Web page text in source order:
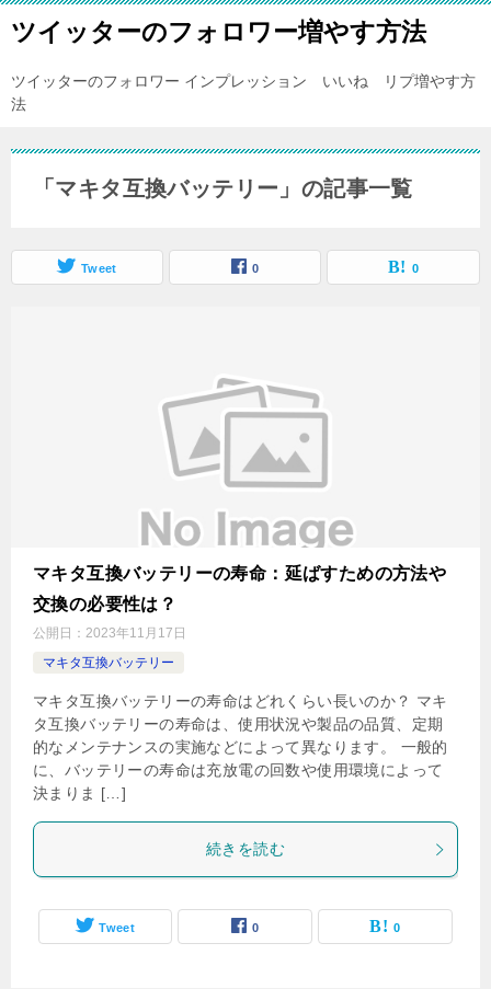
ツイッターのフォロワー増やす方法
ツイッターのフォロワー インプレッション いいね リプ増やす方
法
「マキタ互換バッテリー」の記事一覧
Tweet 0 0
マキタ互換バッテリーの寿命：延ばすための方法や
交換の必要性は？
公開日： 2023年11月17日
マキタ互換バッテリー
マキタ互換バッテリーの寿命はどれくらい長いのか？ マキ
タ互換バッテリーの寿命は、使用状況や製品の品質、定期
的なメンテナンスの実施などによって異なります。 一般的
に、バッテリーの寿命は充放電の回数や使用環境によって
決まりま […]
続きを読む
Tweet 0 0